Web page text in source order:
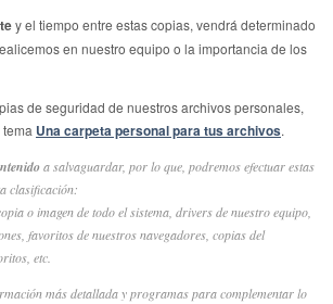
y el tiempo entre estas copias, vendrá determinado
en nuestro equipo o la importancia de los
de seguridad de nuestros archivos personales,
Una carpeta personal para tus archivos.
a salvaguardar, por lo que, podremos efectuar estas
clasificación:
o imagen de todo el sistema, drivers de nuestro equipo,
favoritos de nuestros navegadores, copias del
etc.
más detallada y programas para complementar lo